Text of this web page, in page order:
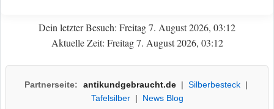
Dein letzter Besuch: Freitag 7. August 2026, 03:12
Aktuelle Zeit: Freitag 7. August 2026, 03:12
Partnerseite: antikundgebraucht.de| Silberbesteck|
Tafelsilber| News Blog